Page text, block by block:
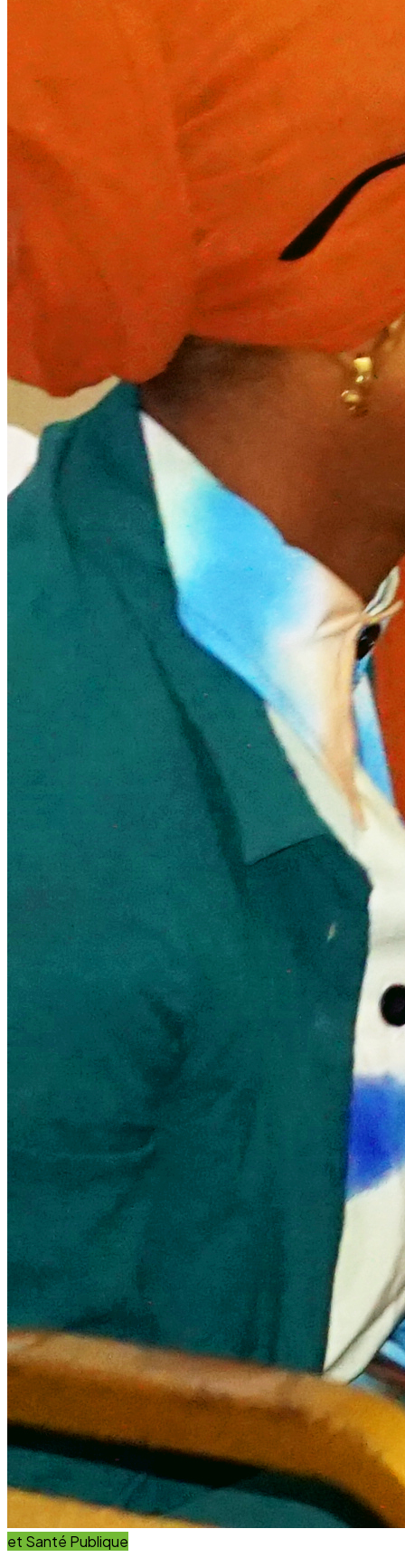
et Innovation
Éducation
Innover avec des solutions éducatives innovantes et
durables.
Découvrir nos projets En savoir plus
Impact Global
+15 Ans
D'engagement au service du développement durable.
Communauté